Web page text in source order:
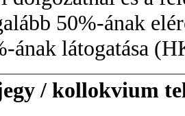
50%-ának
ának látogatása
/ kollokvium